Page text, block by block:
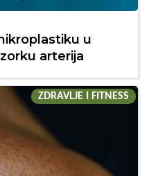
u
arterija
ZDRAVLJE I FITNESS